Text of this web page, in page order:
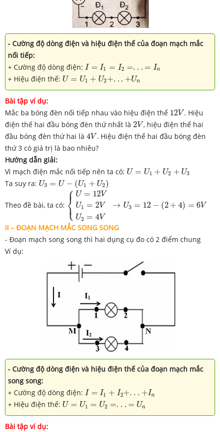
- Cường độ dòng điện và hiệu điện thế của đoạn mạch mắc
nối tiếp:
+ Cường độ dòng điện: I = I1 = I2 =. . . = In
I= = ..
+ Hiệu điện thế: U = U1 + U2+. . . +Un
U= 1+ U 2+ .
Bài tập ví dụ:
Mắc ba bóng đèn nối tiếp nhau vào hiệu điện thế 12V
12V. Hiệu
điện thế hai đầu bóng đèn thứ nhất là 2V
2V, hiệu điện thế hai
đầu bóng đèn thứ hai là 4V
4V. Hiệu điện thế hai đầu bóng đèn
thứ 3 có giá trị là bao nhiêu?
Hướng dẫn giải:
Vì mạch điện mắc nối tiếp nên ta có: U = U1 + U2 + U3
U= 1+ U 2+ 3
Ta suy ra: U3 = U − (U1 + U2)
U3 U− 1+U 2
Theo đề bài, ta có: ⎧
⎪
⎨
⎪
⎩
U = 12V
U1 = 2V
U2 = 4V
→ U3 = 12 − (2 + 4) = 6V
U =12 VU1=
II – ĐOẠN MẠCH MẮC SONG SONG
- Đoạn mạch song song thì hai dụng cụ đo có 2 điểm chung
Ví dụ:
- Cường độ dòng điện và hiệu điện thế của đoạn mạch mắc
song song:
+ Cường độ dòng điện: I = I1 + I2+. . . +In
I= + 2 .. +
+ Hiệu điện thế: U = U1 = U2 =. . . = Un
U= 1= =.
Bài tập ví dụ: